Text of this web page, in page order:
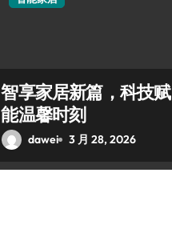
智享家居新篇，科技赋
能温馨时刻
dawei 3 月 28, 2026